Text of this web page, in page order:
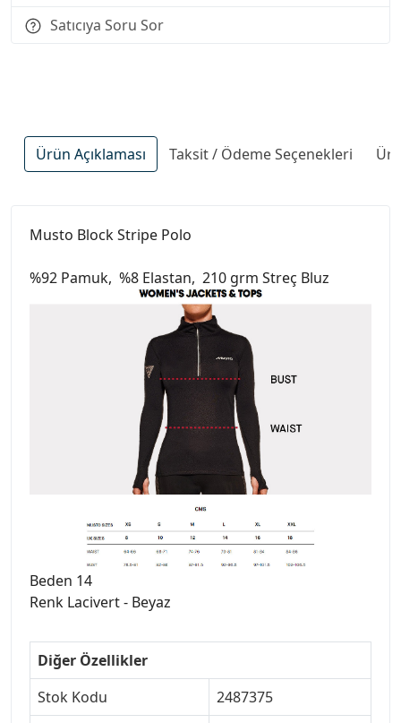
Satıcıya Soru Sor
Ürün Açıklaması Taksit / Ödeme Seçenekleri
Musto Block Stripe Polo
%92 Pamuk, %8 Elastan, 210 grm Streç Bluz
Beden 14
Renk Lacivert - Beyaz
Diğer Özellikler
Stok Kodu
2487375